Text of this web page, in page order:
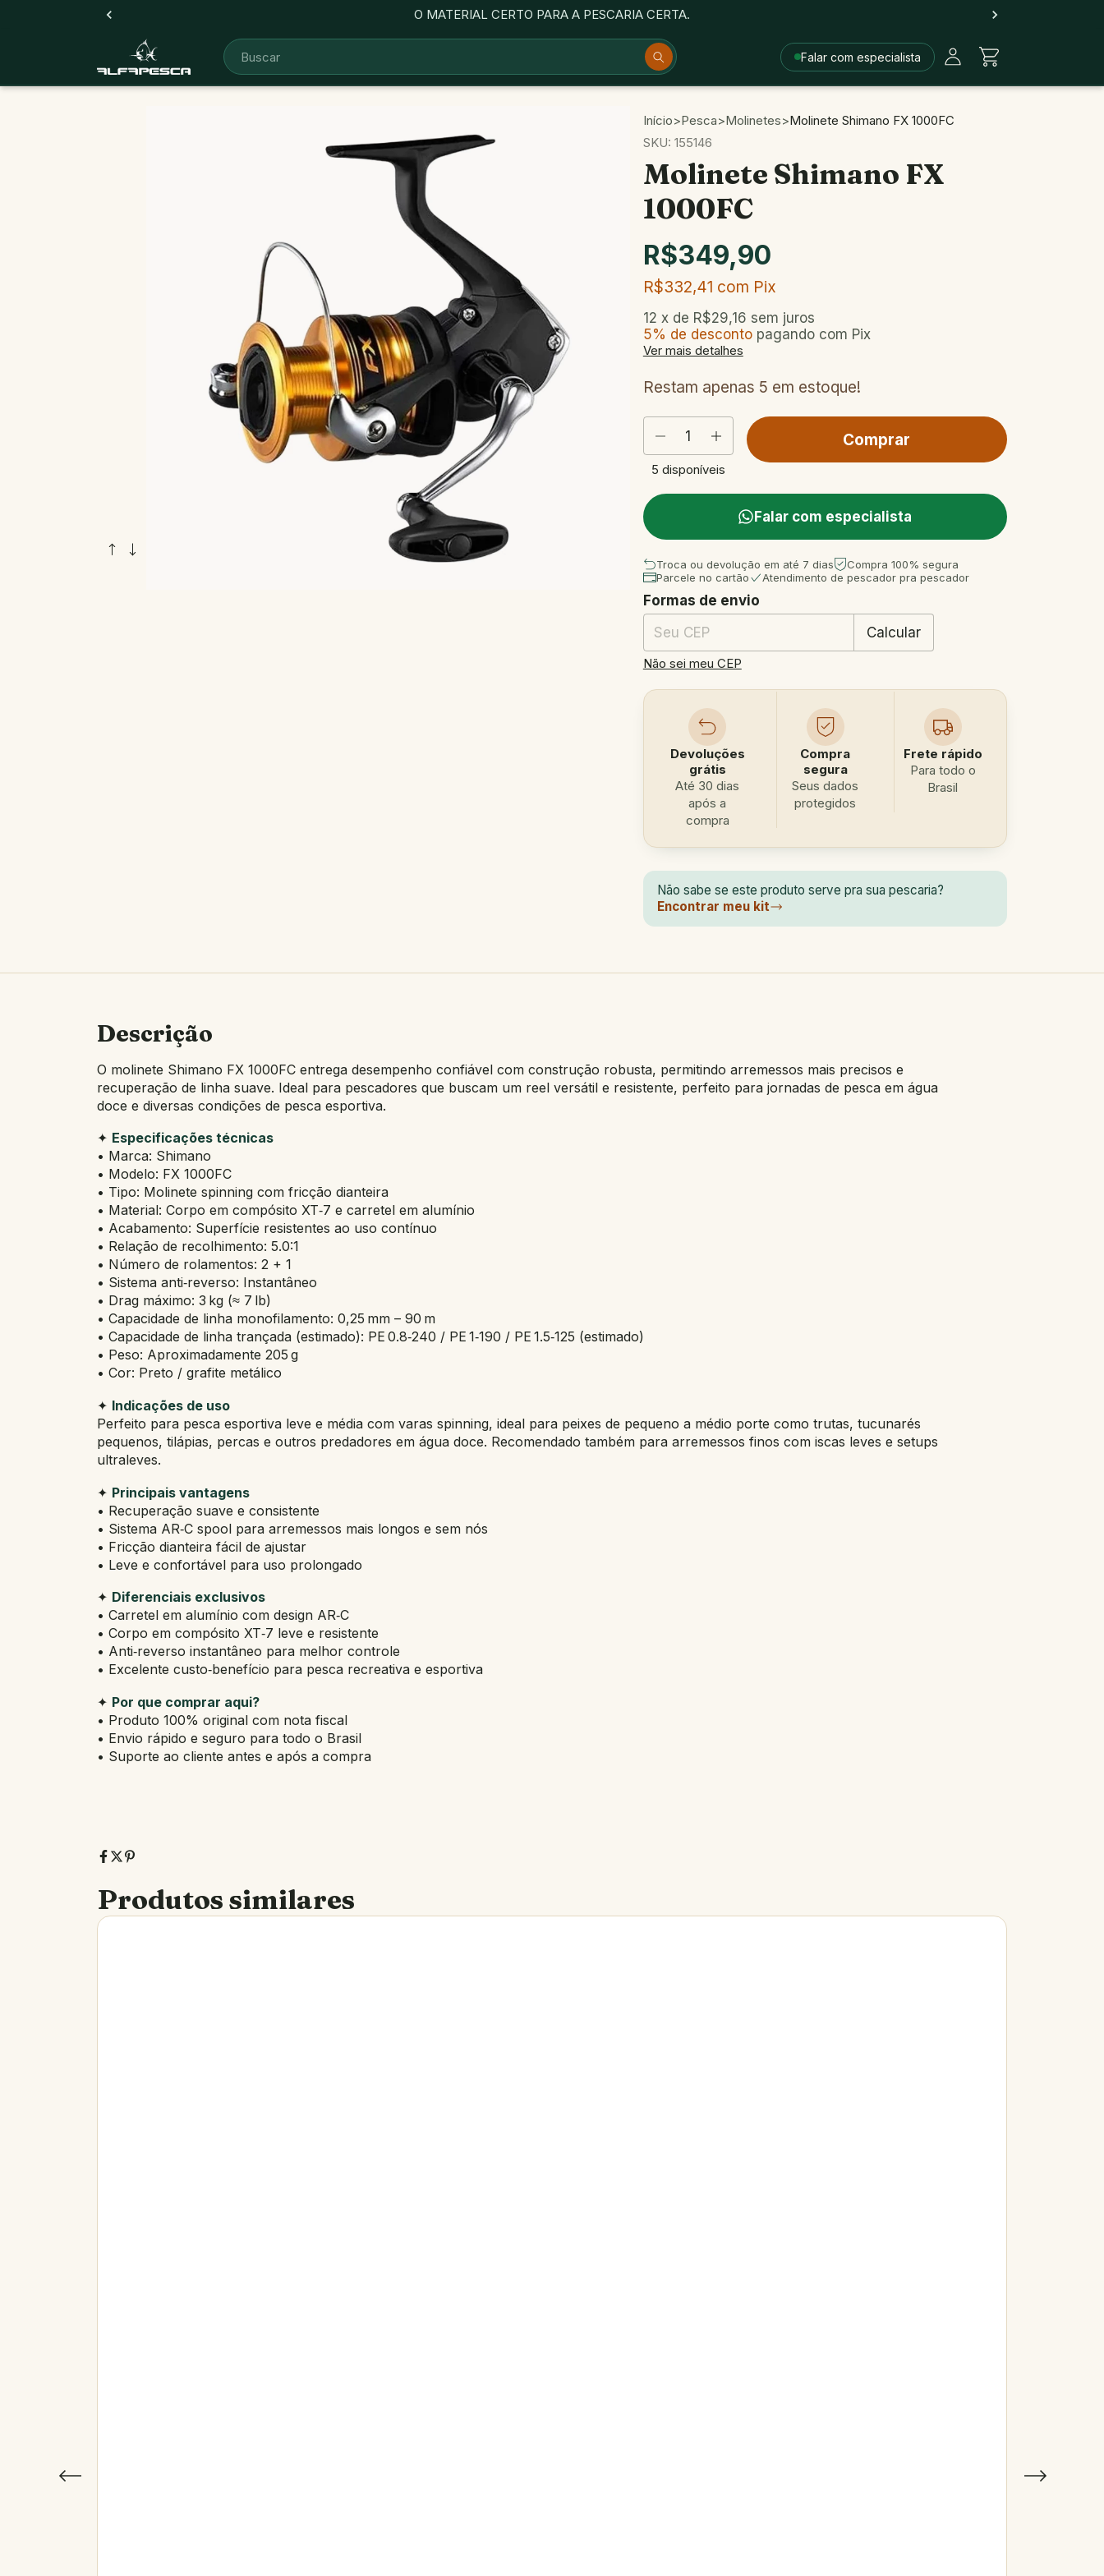
O MATERIAL CERTO PARA A PESCARIA CERTA.
Falar com especialista
Início>Pesca>Molinetes>Molinete Shimano FX 1000FC
SKU: 155146
Molinete Shimano FX
1000FC
R$349,90
R$332,41 com Pix
12 x de R$29,16 sem juros
5% de descontopagando com Pix
Ver mais detalhes
Restam apenas 5 em estoque!
5 disponíveis
Falar com especialista
Troca ou devolução em até 7 dias
Compra 100% segura
Parcele no cartão
Atendimento de pescador pra pescador
Entregas para o CEP:
Formas de envio
Calcular
Não sei meu CEP
Devoluções
grátis
Até 30 dias
após a
compra
Compra
segura
Seus dados
protegidos
Frete rápido
Para todo o
Brasil
Não sabe se este produto serve pra sua pescaria?
Encontrar meu kit
Descrição
O molinete Shimano FX 1000FC entrega desempenho confiável com construção robusta, permitindo arremessos mais precisos e
recuperação de linha suave. Ideal para pescadores que buscam um reel versátil e resistente, perfeito para jornadas de pesca em água
doce e diversas condições de pesca esportiva.
✦ Especificações técnicas
• Marca: Shimano
• Modelo: FX 1000FC
• Tipo: Molinete spinning com fricção dianteira
• Material: Corpo em compósito XT‑7 e carretel em alumínio
• Acabamento: Superfície resistentes ao uso contínuo
• Relação de recolhimento: 5.0:1
• Número de rolamentos: 2 + 1
• Sistema anti‑reverso: Instantâneo
• Drag máximo: 3 kg (≈ 7 lb)
• Capacidade de linha monofilamento: 0,25 mm – 90 m
• Capacidade de linha trançada (estimado): PE 0.8‑240 / PE 1‑190 / PE 1.5‑125 (estimado)
• Peso: Aproximadamente 205 g
• Cor: Preto / grafite metálico
✦ Indicações de uso
Perfeito para pesca esportiva leve e média com varas spinning, ideal para peixes de pequeno a médio porte como trutas, tucunarés
pequenos, tilápias, percas e outros predadores em água doce. Recomendado também para arremessos finos com iscas leves e setups
ultraleves.
✦ Principais vantagens
• Recuperação suave e consistente
• Sistema AR‑C spool para arremessos mais longos e sem nós
• Fricção dianteira fácil de ajustar
• Leve e confortável para uso prolongado
✦ Diferenciais exclusivos
• Carretel em alumínio com design AR‑C
• Corpo em compósito XT‑7 leve e resistente
• Anti‑reverso instantâneo para melhor controle
• Excelente custo‑benefício para pesca recreativa e esportiva
✦ Por que comprar aqui?
• Produto 100% original com nota fiscal
• Envio rápido e seguro para todo o Brasil
• Suporte ao cliente antes e após a compra
Produtos similares